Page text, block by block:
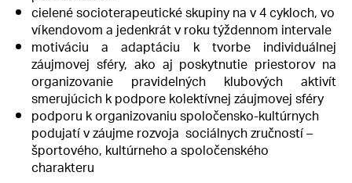
cielené socioterapeutické skupiny na v 4 cykloch, vo
víkendovom a jedenkrát v roku týždennom intervale
motiváciu a adaptáciu k tvorbe individuálnej
záujmovej sféry, ako aj poskytnutie priestorov na
organizovanie pravidelných klubových aktivít
smerujúcich k podpore kolektívnej záujmovej sféry
podporu k organizovaniu spoločensko-kultúrnych
podujatí v záujme rozvoja sociálnych zručností –
športového, kultúrneho a spoločenského
charakteru